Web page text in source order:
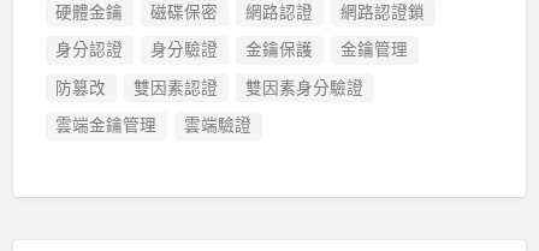
硬體金鑰
磁碟保密 網路認證
網路認證鎖
身分認證
身分驗證 金鑰保護
金鑰管理
防篡改
雙因素認證
雙因素身分驗證
雲端金鑰管理
雲端驗證